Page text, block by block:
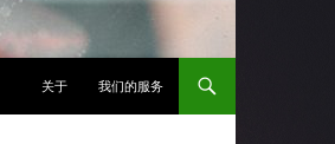
关于
我们的服务